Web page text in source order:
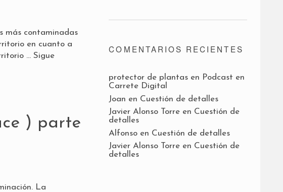
más contaminadas
en cuanto a
… Sigue
) parte
La
COMENTARIOS RECIENTES
protector de plantas en Podcast en
Carrete Digital
Joan en Cuestión de detalles
Javier Alonso Torre en Cuestión de
detalles
Alfonso en Cuestión de detalles
Javier Alonso Torre en Cuestión de
detalles